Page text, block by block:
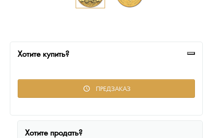
Хотите купить?
ПРЕДЗАКАЗ
Хотите продать?